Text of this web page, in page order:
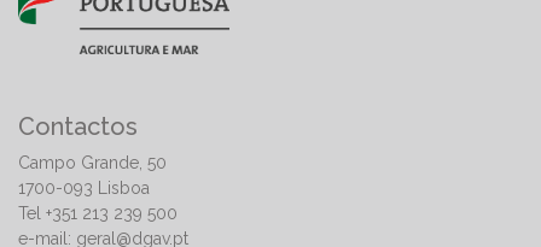
Contactos
Campo Grande, 50
1700-093 Lisboa
Tel +351 213 239 500
e-mail: geral@dgav.pt